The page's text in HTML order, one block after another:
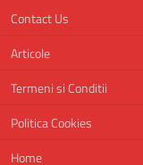
Contact Us
Articole
Termeni si Conditii
Politica Cookies
Home